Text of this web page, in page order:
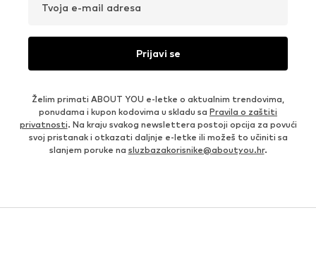
Tvoja e-mail adresa
Prijavi se
Želim primati ABOUT YOU e-letke o aktualnim trendovima,
ponudama i kupon kodovima u skladu sa Pravila o zaštiti
privatnosti. Na kraju svakog newslettera postoji opcija za povući
svoj pristanak i otkazati daljnje e-letke ili možeš to učiniti sa
slanjem poruke na sluzbazakorisnike@aboutyou.hr.